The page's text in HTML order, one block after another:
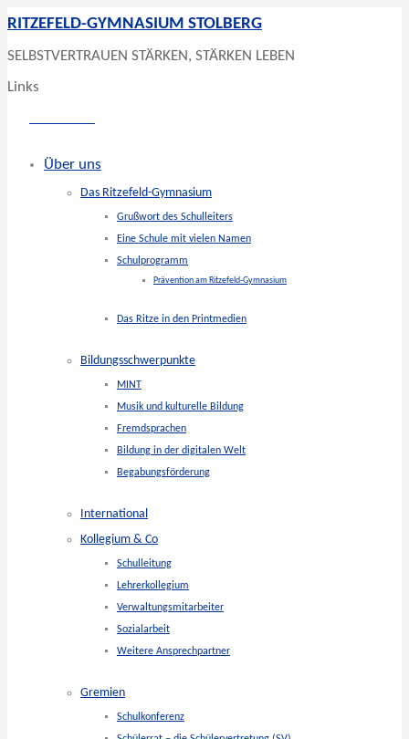
RITZEFELD-GYMNASIUM STOLBERG
SELBSTVERTRAUEN STÄRKEN, STÄRKEN LEBEN
Links
Über uns
Das Ritzefeld-Gymnasium
Grußwort des Schulleiters
Eine Schule mit vielen Namen
Schulprogramm
Prävention am Ritzefeld-Gymnasium
Das Ritze in den Printmedien
Bildungsschwerpunkte
MINT
Musik und kulturelle Bildung
Fremdsprachen
Bildung in der digitalen Welt
Begabungsförderung
International
Kollegium & Co
Schulleitung
Lehrerkollegium
Verwaltungsmitarbeiter
Sozialarbeit
Weitere Ansprechpartner
Gremien
Schulkonferenz